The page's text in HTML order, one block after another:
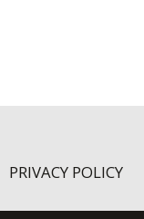
PRIVACY POLICY